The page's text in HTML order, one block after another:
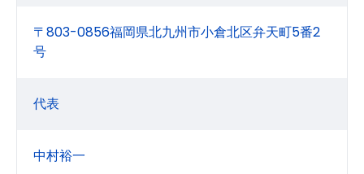
〒803-0856福岡県北九州市小倉北区弁天町5番2
号
代表
中村裕一